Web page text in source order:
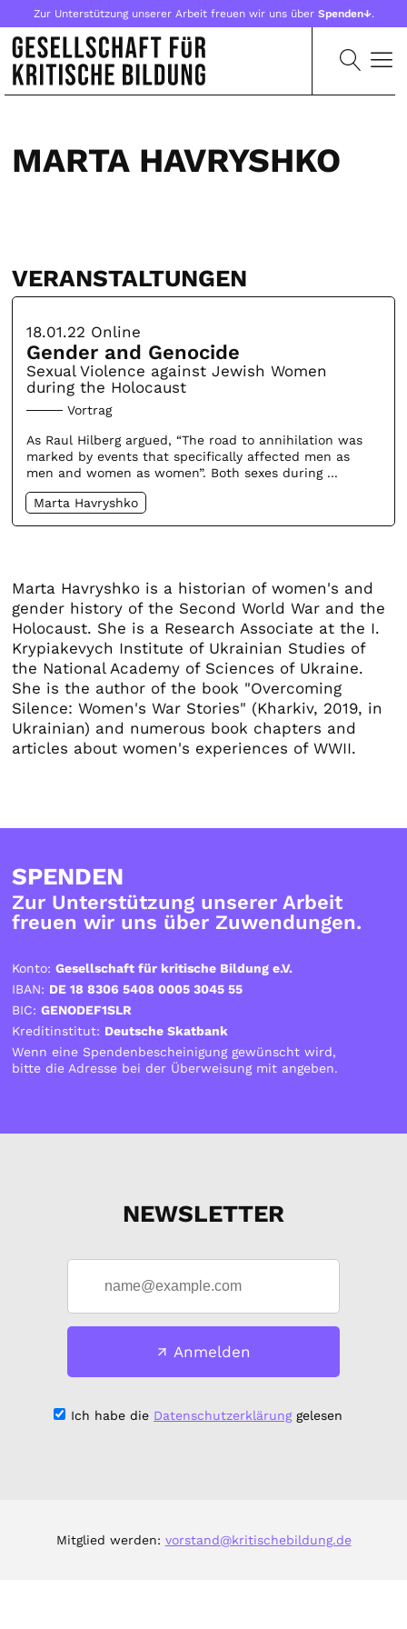
Zur Unterstützung unserer Arbeit freuen wir uns über Spenden↓.
MARTA HAVRYSHKO
VERANSTALTUNGEN
18.01.22 Online
Gender and Genocide
Sexual Violence against Jewish Women
during the Holocaust
Vortrag
As Raul Hilberg argued, “The road to annihilation was
marked by events that specifically affected men as
men and women as women”. Both sexes during ...
Marta Havryshko
Marta Havryshko is a historian of women's and
gender history of the Second World War and the
Holocaust. She is a Research Associate at the I.
Krypiakevych Institute of Ukrainian Studies of
the National Academy of Sciences of Ukraine.
She is the author of the book "Overcoming
Silence: Women's War Stories" (Kharkiv, 2019, in
Ukrainian) and numerous book chapters and
articles about women's experiences of WWII.
SPENDEN
Zur Unterstützung unserer Arbeit
freuen wir uns über Zuwendungen.
Konto:Gesellschaft für kritische Bildung e.V.
IBAN: DE 18 8306 5408 0005 3045 55
BIC:GENODEF1SLR
Kreditinstitut: Deutsche Skatbank
Wenn eine Spendenbescheinigung gewünscht wird,
bitte die Adresse bei der Überweisung mit angeben.
NEWSLETTER
Anmelden
Ich habe die Datenschutzerklärunggelesen
Mitglied werden: vorstand@kritischebildung.de